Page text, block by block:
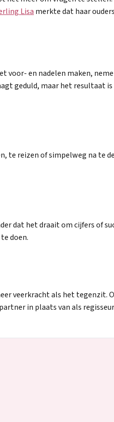
Lisa merkte dat haar
en nadelen maken,
geduld, maar het resultaat
te reizen of simpelweg na te
dat het draait om cijfers of
doen.
veerkracht als het tegenzit.
in plaats van als